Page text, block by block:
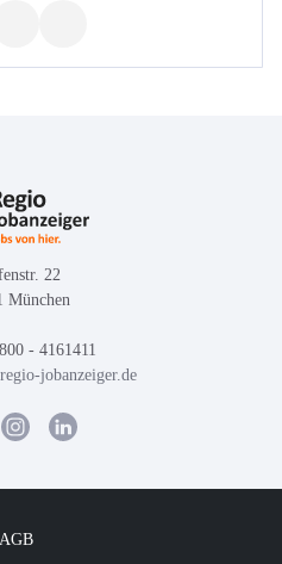
22
München
- 4161411
jobanzeiger.de
AGB